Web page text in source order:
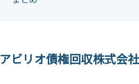
アビリオ債権回収株式会